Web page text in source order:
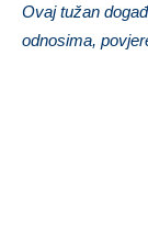
Ovaj tužan
odnosima,